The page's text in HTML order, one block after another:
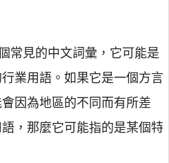
常見的中文詞彙，它可能是
業用語。如果它是一個方言
因為地區的不同而有所差
，那麼它可能指的是某個特